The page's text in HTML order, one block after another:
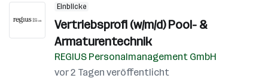
Einblicke
Vertriebsprofi (w/m/d) Pool- &
Armaturentechnik
REGIUS Personalmanagement GmbH
vor 2 Tagen veröffentlicht